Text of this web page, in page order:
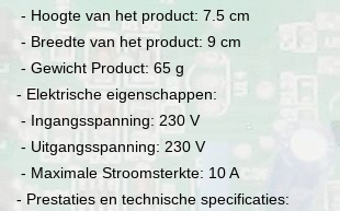
- Hoogte van het product: 7.5 cm
- Breedte van het product: 9 cm
- Gewicht Product: 65 g
- Elektrische eigenschappen:
- Ingangsspanning: 230 V
- Uitgangsspanning: 230 V
- Maximale Stroomsterkte: 10 A
- Prestaties en technische specificaties: